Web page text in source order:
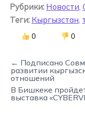
Рубрики: Новости,
Теги: Кыргызстан,
0 0
← Подписано
развитии
отношений
В Бишкеке
выставка